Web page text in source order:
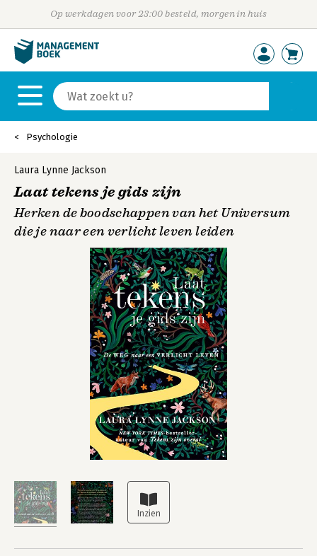
Op werkdagen voor 23:00 besteld, morgen in huis
Psychologie
Laura Lynne Jackson
Laat tekens je gids zijn
Herken de boodschappen van het Universum
die je naar een verlicht leven leiden